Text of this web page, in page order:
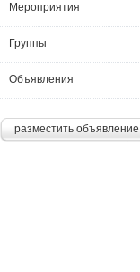
Мероприятия
Группы
Объявления
разместить объявление